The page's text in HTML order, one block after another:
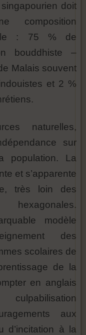
doit
composition
: 75 % de
bouddhiste –
Malais souvent
et 2 %
naturelles,
sur
population. La
et s’apparente
très loin des
modèle
des
scolaires de
de la
en anglais
aux
d’incitation à la